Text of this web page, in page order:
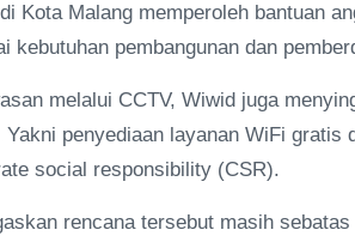
Kota Malang memperoleh bantuan
kebutuhan pembangunan dan
melalui CCTV, Wiwid juga
penyediaan layanan WiFi gratis
social responsibility (CSR).
rencana tersebut masih